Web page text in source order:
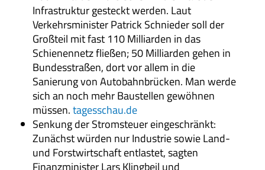
Infrastruktur gesteckt werden. Laut
Verkehrsminister Patrick Schnieder soll der
Großteil mit fast 110 Milliarden in das
Schienennetz fließen; 50 Milliarden gehen in
Bundesstraßen, dort vor allem in die
Sanierung von Autobahnbrücken. Man werde
sich an noch mehr Baustellen gewöhnen
müssen.tagesschau.de
Senkung der Stromsteuer eingeschränkt:
Zunächst würden nur Industrie sowie Land-
und Forstwirtschaft entlastet, sagten
Finanzminister Lars Klingbeil und